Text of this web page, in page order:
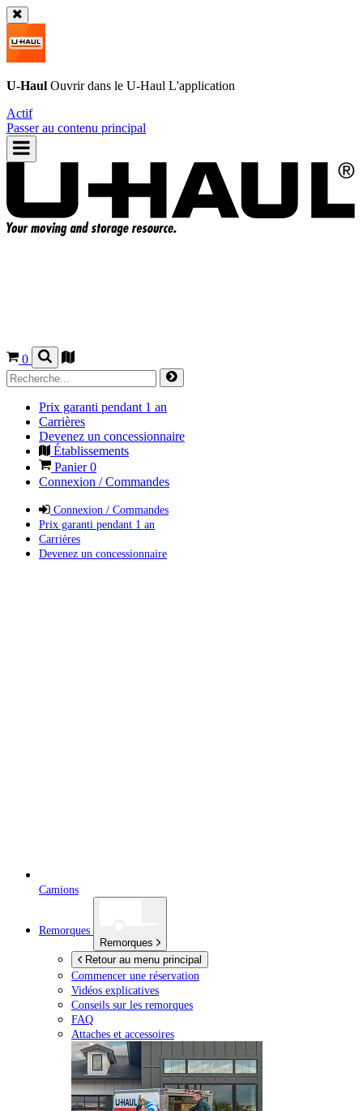
U-Haul Ouvrir dans le U-Haul L'application
Actif
Passer au contenu principal
0
Prix garanti pendant 1 an
Carrières
Devenez un concessionnaire
Établissements
Panier0
Connexion / Commandes
Connexion / Commandes
Prix garanti pendant 1 an
Carrières
Devenez un concessionnaire
Camions
Remorques
Remorques
Retour au menu principal
Commencer une réservation
Vidéos explicatives
Conseils sur les remorques
FAQ
Attaches et accessoires